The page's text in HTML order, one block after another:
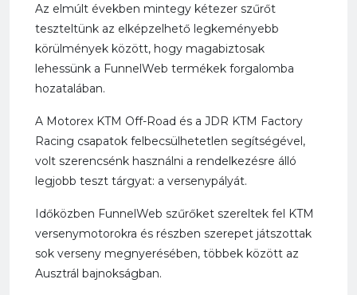
Az elmúlt években mintegy kétezer szűrőt
teszteltünk az elképzelhető legkeményebb
körülmények között, hogy magabiztosak
lehessünk a FunnelWeb termékek forgalomba
hozatalában.
A Motorex KTM Off-Road és a JDR KTM Factory
Racing csapatok felbecsülhetetlen segítségével,
volt szerencsénk használni a rendelkezésre álló
legjobb teszt tárgyat: a versenypályát.
Időközben FunnelWeb szűrőket szereltek fel KTM
versenymotorokra és részben szerepet játszottak
sok verseny megnyerésében, többek között az
Ausztrál bajnokságban.